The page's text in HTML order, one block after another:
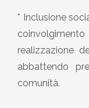
* Inclusione
realizzazione
abbattendo
comunità.